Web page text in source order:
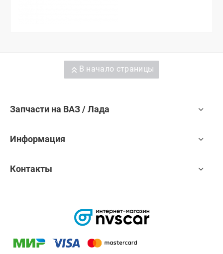
В начало страницы
Запчасти на ВАЗ / Лада
Информация
Контакты